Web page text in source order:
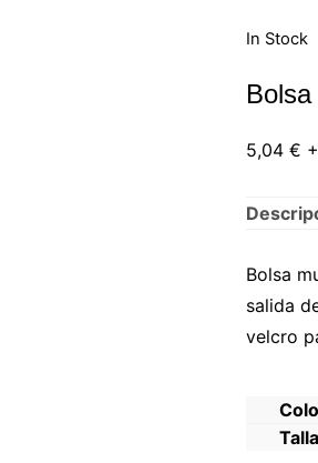
In Stock
5,04 €
Bolsa
salida
velcro
Talla